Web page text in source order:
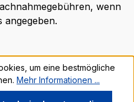
wenn
angegeben.
um eine bestmögliche
Mehr Informationen ...